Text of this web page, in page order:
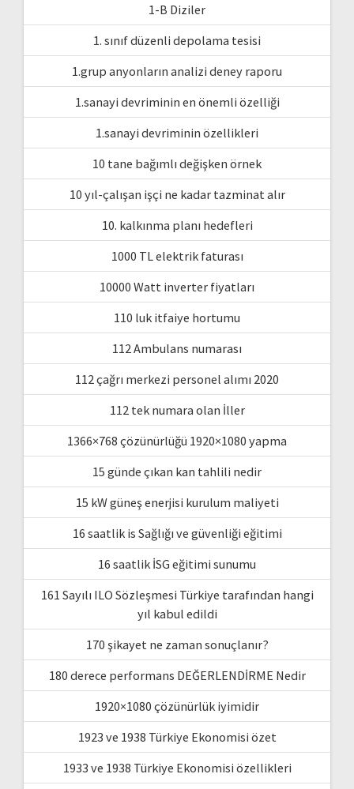
1-B Diziler
1. sınıf düzenli depolama tesisi
1.grup anyonların analizi deney raporu
1.sanayi devriminin en önemli özelliği
1.sanayi devriminin özellikleri
10 tane bağımlı değişken örnek
10 yıl-çalışan işçi ne kadar tazminat alır
10. kalkınma planı hedefleri
1000 TL elektrik faturası
10000 Watt inverter fiyatları
110 luk itfaiye hortumu
112 Ambulans numarası
112 çağrı merkezi personel alımı 2020
112 tek numara olan İller
1366×768 çözünürlüğü 1920×1080 yapma
15 günde çıkan kan tahlili nedir
15 kW güneş enerjisi kurulum maliyeti
16 saatlik is Sağlığı ve güvenliği eğitimi
16 saatlik İSG eğitimi sunumu
161 Sayılı ILO Sözleşmesi Türkiye tarafından hangi
yıl kabul edildi
170 şikayet ne zaman sonuçlanır?
180 derece performans DEĞERLENDİRME Nedir
1920×1080 çözünürlük iyimidir
1923 ve 1938 Türkiye Ekonomisi özet
1933 ve 1938 Türkiye Ekonomisi özellikleri